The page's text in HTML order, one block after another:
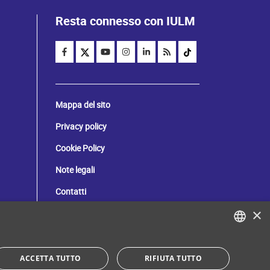
Resta connesso con IULM
Mappa del sito
Privacy policy
Cookie Policy
Note legali
Contatti
Dona il tuo 5 per mille!
ITALIAN
×
ACCETTA TUTTO RIFIUTA TUTTO